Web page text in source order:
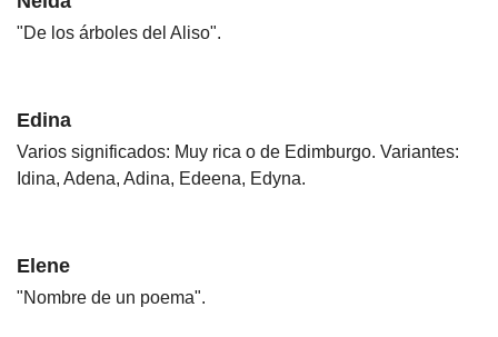
"De los árboles del Aliso".
Edina
Varios significados: Muy rica o de Edimburgo. Variantes:
Idina, Adena, Adina, Edeena, Edyna.
Elene
"Nombre de un poema".